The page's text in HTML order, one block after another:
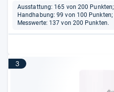
Ausstattung: 165 von 200 Punkten;
Handhabung: 99 von 100 Punkten;
Messwerte: 137 von 200 Punkten.
3